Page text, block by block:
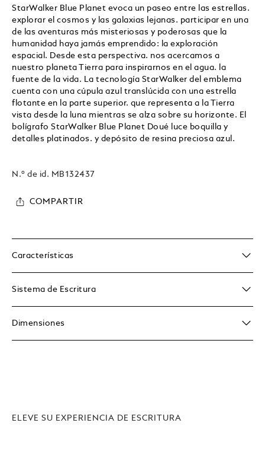
StarWalker Blue Planet evoca un paseo entre las estrellas.
explorar el cosmos y las galaxias lejanas. participar en una
de las aventuras más misteriosas y poderosas que la
humanidad haya jamás emprendido: la exploración
espacial. Desde esta perspectiva. nos acercamos a
nuestro planeta Tierra para inspirarnos en el agua. la
fuente de la vida. La tecnología StarWalker del emblema
cuenta con una cúpula azul translúcida con una estrella
flotante en la parte superior. que representa a la Tierra
vista desde la luna mientras se alza sobre su horizonte. El
bolígrafo StarWalker Blue Planet Doué luce boquilla y
detalles platinados. y depósito de resina preciosa azul.
N.º de id. MB132437
COMPARTIR
Características
Sistema de Escritura
Dimensiones
ELEVE SU EXPERIENCIA DE ESCRITURA